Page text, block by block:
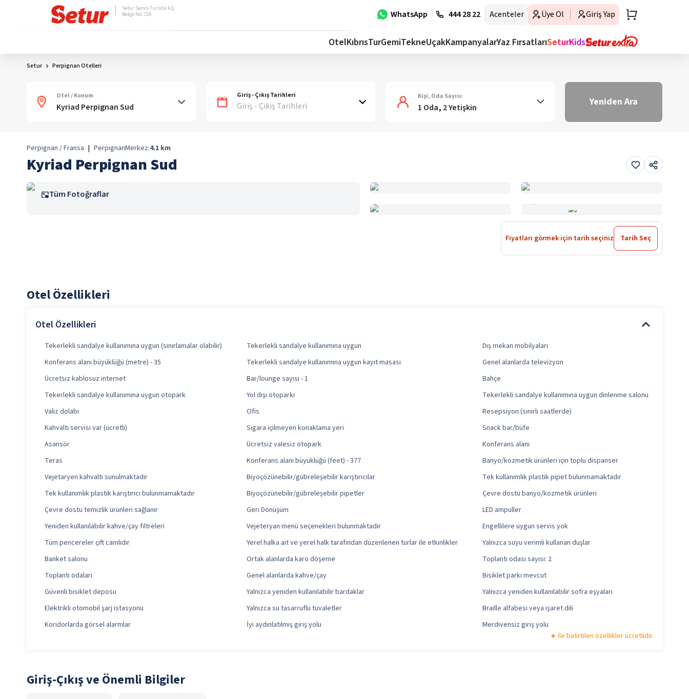
WhatsApp 444 28 22 Acenteler Üye Ol Giriş Yap
Setur Servis Turistik A.Ş.
Belge No: 728
OtelKıbrısTurGemiTekneUçakKampanyalarYaz FırsatlarıSeturKids
Setur Perpignan Otelleri
Otel / Konum Giriş - Çıkış Tarihleri
Giriş - Çıkış Tarihleri
Kişi, Oda Sayısı
1 Oda, 2 Yetişkin Yeniden Ara
Perpignan / Fransa | PerpignanMerkez:4.1 km
Kyriad Perpignan Sud
Tüm Fotoğraflar
Fiyatları görmek için tarih seçiniz Tarih Seç
Otel Özellikleri
Otel Özellikleri
Tekerlekli sandalye kullanımına uygun (sınırlamalar olabilir) Tekerlekli sandalye kullanımına uygun
Dış mekan mobilyaları
Konferans alanı büyüklüğü (metre) - 35
Tekerlekli sandalye kullanımına uygun kayıt masası
Genel alanlarda televizyon
Ücretsiz kablosuz internet
Bar/lounge sayısı - 1
Bahçe
Tekerlekli sandalye kullanımına uygun otopark
Yol dışı otoparkı
Tekerlekli sandalye kullanımına uygun dinlenme salonu
Valiz dolabı
Ofis
Resepsiyon (sınırlı saatlerde)
Kahvaltı servisi var (ücretli)
Sigara içilmeyen konaklama yeri
Snack bar/büfe
Asansör
Ücretsiz valesiz otopark
Konferans alanı
Teras
Konferans alanı büyüklüğü (feet) - 377
Banyo/kozmetik ürünleri için toplu dispanser
Vejetaryen kahvaltı sunulmaktadır
Biyoçözünebilir/gübreleşebilir karıştırıcılar
Tek kullanımlık plastik pipet bulunmamaktadır
Tek kullanımlık plastik karıştırıcı bulunmamaktadır
Biyoçözünebilir/gübreleşebilir pipetler
Çevre dostu banyo/kozmetik ürünleri
Çevre dostu temizlik ürünleri sağlanır
Geri Dönüşüm
LED ampuller
Yeniden kullanılabilir kahve/çay filtreleri
Vejeteryan menü seçenekleri bulunmaktadır
Engellilere uygun servis yok
Tüm pencereler çift camlıdır
Yerel halka ait ve yerel halk tarafından düzenlenen turlar ile etkinlikler
Yalnızca suyu verimli kullanan duşlar
Banket salonu
Ortak alanlarda karo döşeme
Toplantı odası sayısı: 2
Toplantı odaları
Genel alanlarda kahve/çay
Bisiklet parkı mevcut
Güvenli bisiklet deposu
Yalnızca yeniden kullanılabilir bardaklar
Yalnızca yeniden kullanılabilir sofra eşyaları
Elektrikli otomobil şarj istasyonu
Yalnızca su tasarruflu tuvaletler
Braille alfabesi veya işaret dili
Koridorlarda görsel alarmlar
İyi aydınlatılmış giriş yolu
Merdivensiz giriş yolu
ile belirtilen özellikler ücretlidir.
Giriş-Çıkış ve Önemli Bilgiler